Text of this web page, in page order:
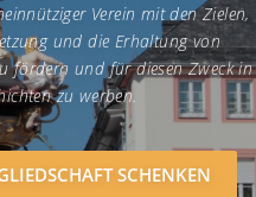
MITMACHENVerein mit den Zielen,
und die Erhaltung von
fördern und für diesen Zweck in
zu werben.
SCHENKEN